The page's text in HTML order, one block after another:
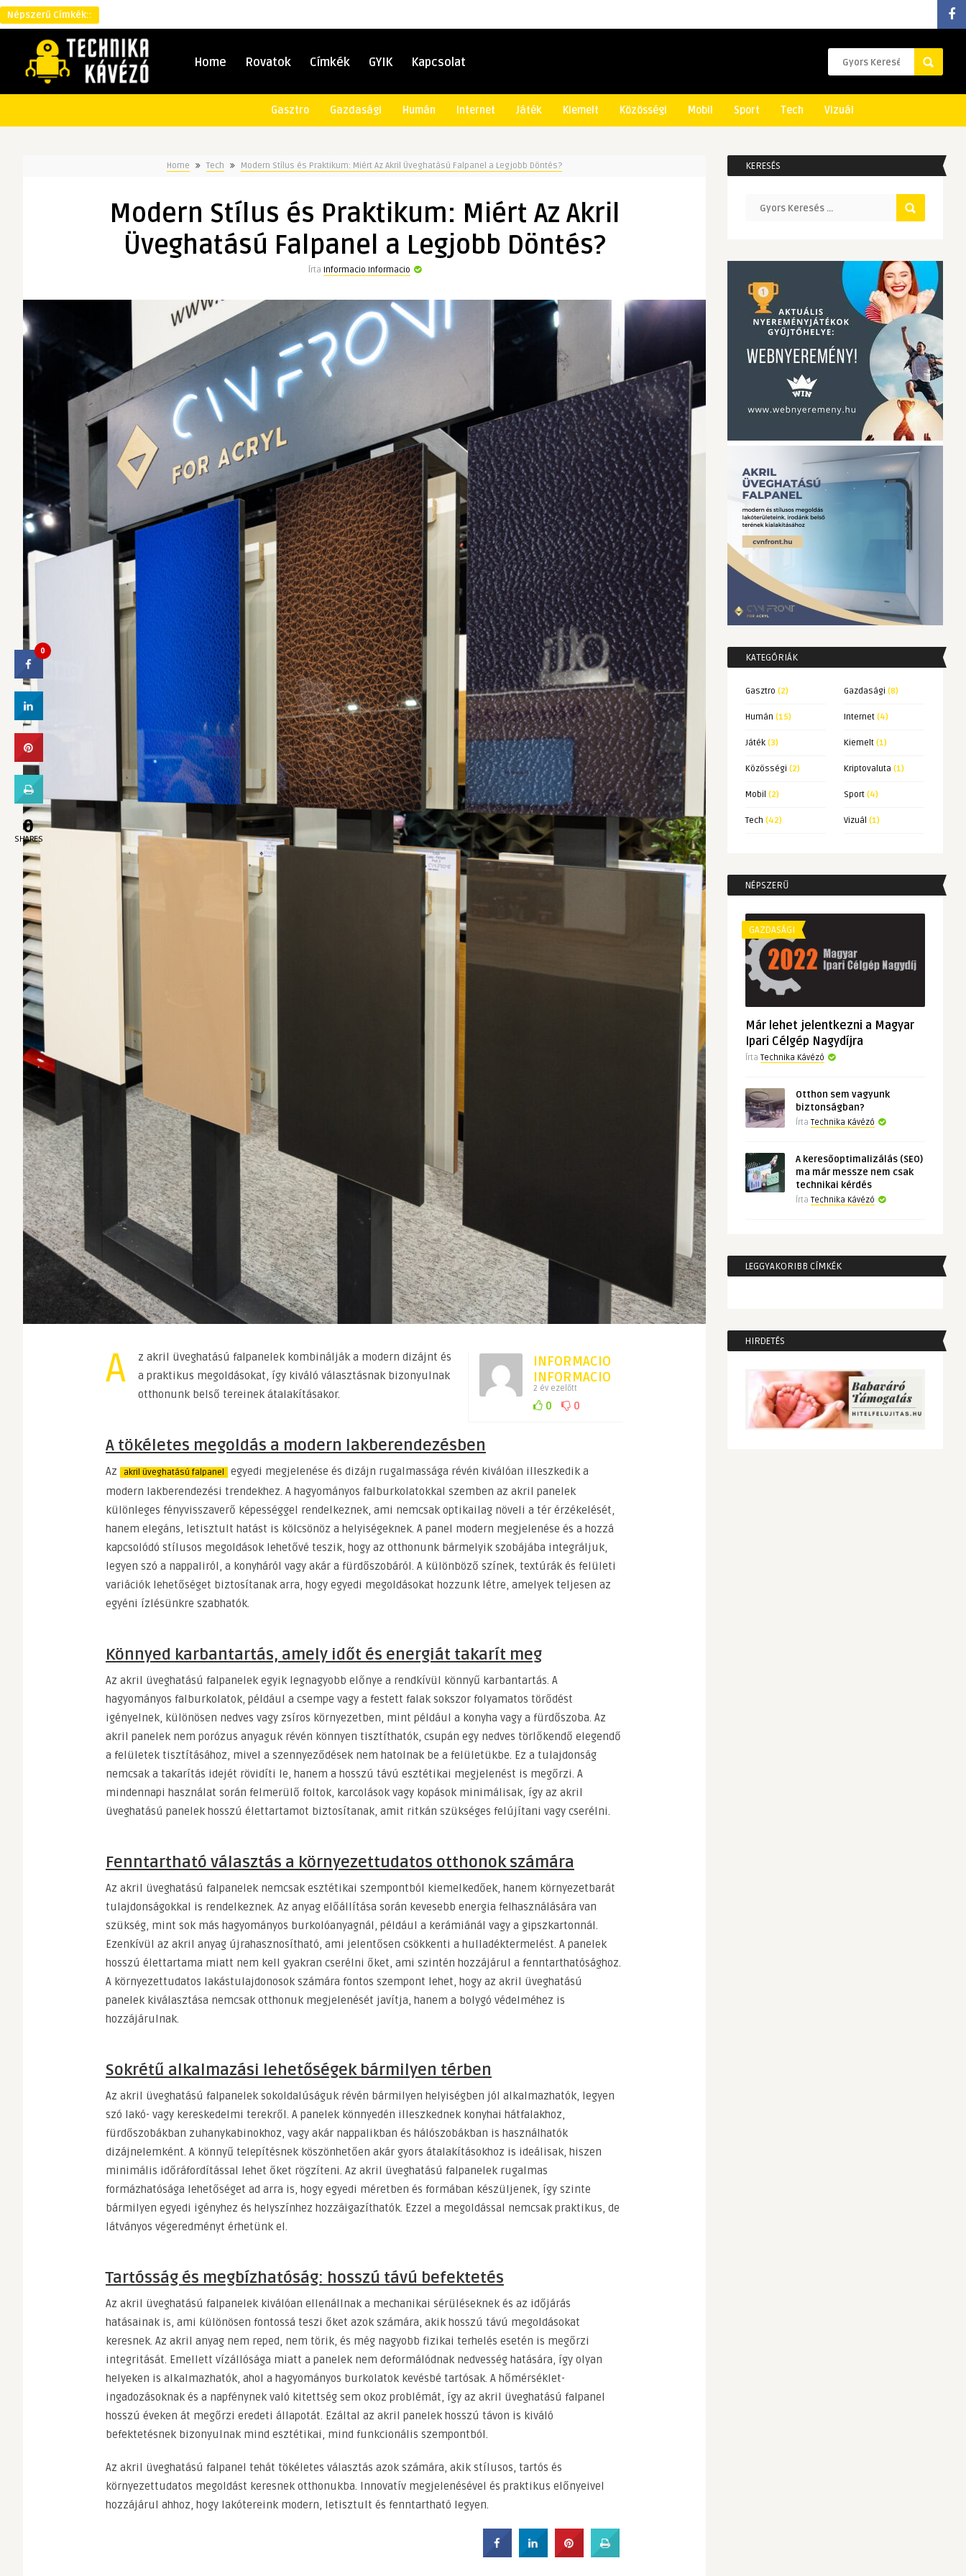
Népszerű Címkék::
Home Rovatok Címkék GYIK Kapcsolat
Gasztro Gazdasági Humán Internet Játék Kiemelt Közösségi Mobil Sport Tech Vizuál
Home Tech Modern Stílus és Praktikum: Miért Az Akril Üveghatású Falpanel a Legjobb Döntés?
Modern Stílus és Praktikum: Miért Az Akril
Üveghatású Falpanel a Legjobb Döntés?
Írta Informacio Informacio
INFORMACIO
INFORMACIO
2 év ezelőtt
0 0
A
z akril üveghatású falpanelek kombinálják a modern dizájnt és
a praktikus megoldásokat, így kiváló választásnak bizonyulnak
otthonunk belső tereinek átalakításakor.
A tökéletes megoldás a modern lakberendezésben
Az akril üveghatású falpanel
egyedi megjelenése és dizájn rugalmassága révén kiválóan illeszkedik a
modern lakberendezési trendekhez. A hagyományos falburkolatokkal szemben az akril panelek
különleges fényvisszaverő képességgel rendelkeznek, ami nemcsak optikailag növeli a tér érzékelését,
hanem elegáns, letisztult hatást is kölcsönöz a helyiségeknek. A panel modern megjelenése és a hozzá
kapcsolódó stílusos megoldások lehetővé teszik, hogy az otthonunk bármelyik szobájába integráljuk,
legyen szó a nappaliról, a konyháról vagy akár a fürdőszobáról. A különböző színek, textúrák és felületi
variációk lehetőséget biztosítanak arra, hogy egyedi megoldásokat hozzunk létre, amelyek teljesen az
egyéni ízlésünkre szabhatók.
Könnyed karbantartás, amely időt és energiát takarít meg
Az akril üveghatású falpanelek egyik legnagyobb előnye a rendkívül könnyű karbantartás. A
hagyományos falburkolatok, például a csempe vagy a festett falak sokszor folyamatos törődést
igényelnek, különösen nedves vagy zsíros környezetben, mint például a konyha vagy a fürdőszoba. Az
akril panelek nem porózus anyaguk révén könnyen tisztíthatók, csupán egy nedves törlőkendő elegendő
a felületek tisztításához, mivel a szennyeződések nem hatolnak be a felületükbe. Ez a tulajdonság
nemcsak a takarítás idejét rövidíti le, hanem a hosszú távú esztétikai megjelenést is megőrzi. A
mindennapi használat során felmerülő foltok, karcolások vagy kopások minimálisak, így az akril
üveghatású panelek hosszú élettartamot biztosítanak, amit ritkán szükséges felújítani vagy cserélni.
Fenntartható választás a környezettudatos otthonok számára
Az akril üveghatású falpanelek nemcsak esztétikai szempontból kiemelkedőek, hanem környezetbarát
tulajdonságokkal is rendelkeznek. Az anyag előállítása során kevesebb energia felhasználására van
szükség, mint sok más hagyományos burkolóanyagnál, például a kerámiánál vagy a gipszkartonnál.
Ezenkívül az akril anyag újrahasznosítható, ami jelentősen csökkenti a hulladéktermelést. A panelek
hosszú élettartama miatt nem kell gyakran cserélni őket, ami szintén hozzájárul a fenntarthatósághoz.
A környezettudatos lakástulajdonosok számára fontos szempont lehet, hogy az akril üveghatású
panelek kiválasztása nemcsak otthonuk megjelenését javítja, hanem a bolygó védelméhez is
hozzájárulnak.
Sokrétű alkalmazási lehetőségek bármilyen térben
Az akril üveghatású falpanelek sokoldalúságuk révén bármilyen helyiségben jól alkalmazhatók, legyen
szó lakó- vagy kereskedelmi terekről. A panelek könnyedén illeszkednek konyhai hátfalakhoz,
fürdőszobákban zuhanykabinokhoz, vagy akár nappalikban és hálószobákban is használhatók
dizájnelemként. A könnyű telepítésnek köszönhetően akár gyors átalakításokhoz is ideálisak, hiszen
minimális időráfordítással lehet őket rögzíteni. Az akril üveghatású falpanelek rugalmas
formázhatósága lehetőséget ad arra is, hogy egyedi méretben és formában készüljenek, így szinte
bármilyen egyedi igényhez és helyszínhez hozzáigazíthatók. Ezzel a megoldással nemcsak praktikus, de
látványos végeredményt érhetünk el.
Tartósság és megbízhatóság: hosszú távú befektetés
Az akril üveghatású falpanelek kiválóan ellenállnak a mechanikai sérüléseknek és az időjárás
hatásainak is, ami különösen fontossá teszi őket azok számára, akik hosszú távú megoldásokat
keresnek. Az akril anyag nem reped, nem törik, és még nagyobb fizikai terhelés esetén is megőrzi
integritását. Emellett vízállósága miatt a panelek nem deformálódnak nedvesség hatására, így olyan
helyeken is alkalmazhatók, ahol a hagyományos burkolatok kevésbé tartósak. A hőmérséklet-
ingadozásoknak és a napfénynek való kitettség sem okoz problémát, így az akril üveghatású falpanel
hosszú éveken át megőrzi eredeti állapotát. Ezáltal az akril panelek hosszú távon is kiváló
befektetésnek bizonyulnak mind esztétikai, mind funkcionális szempontból.
Az akril üveghatású falpanel tehát tökéletes választás azok számára, akik stílusos, tartós és
környezettudatos megoldást keresnek otthonukba. Innovatív megjelenésével és praktikus előnyeivel
hozzájárul ahhoz, hogy lakótereink modern, letisztult és fenntartható legyen.
KERESÉS
KATEGÓRIÁK
Gasztro (2) Gazdasági (8)
Humán (15) Internet (4)
Játék (3) Kiemelt (1)
Közösségi (2) Kriptovaluta (1)
Mobil (2) Sport (4)
Tech (42) Vizuál (1)
NÉPSZERŰ
GAZDASÁGI
Már lehet jelentkezni a Magyar
Ipari Célgép Nagydíjra
Írta Technika Kávézó
Otthon sem vagyunk
biztonságban?
Írta Technika Kávézó
A keresőoptimalizálás (SEO)
ma már messze nem csak
technikai kérdés
Írta Technika Kávézó
LEGGYAKORIBB CÍMKÉK
HIRDETÉS
0
0
SHARES